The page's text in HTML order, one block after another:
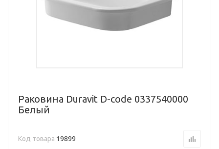
Раковина Duravit D-code 0337540000
Белый
Код товара 19899